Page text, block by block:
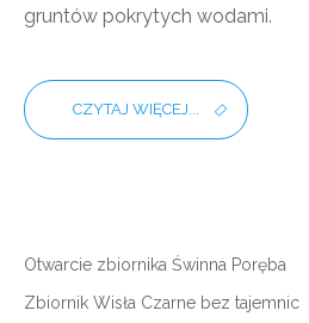
gruntów pokrytych wodami.
CZYTAJ WIĘCEJ...
Otwarcie zbiornika Świnna Poręba
Zbiornik Wisła Czarne bez tajemnic